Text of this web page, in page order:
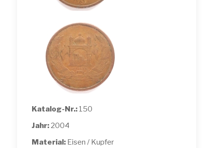
Katalog-Nr.: 150
Jahr: 2004
Material: Eisen / Kupfer